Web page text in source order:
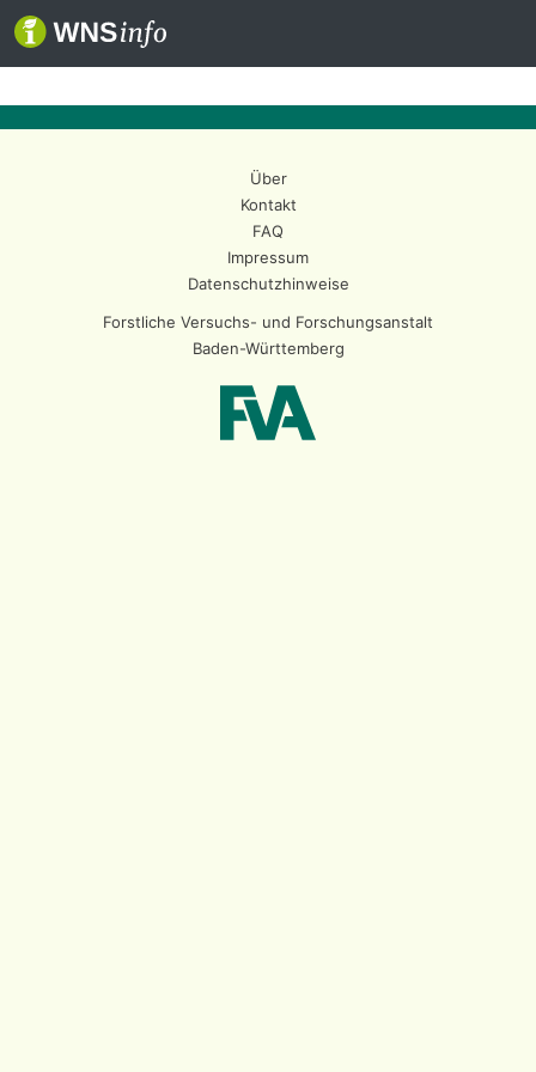
Über
Kontakt
FAQ
Impressum
Datenschutzhinweise
Forstliche Versuchs- und Forschungsanstalt
Baden-Württemberg